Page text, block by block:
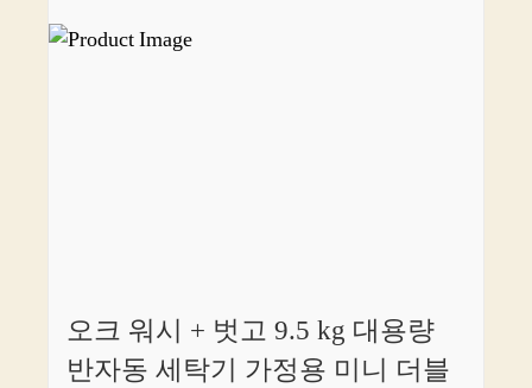
오크 워시 + 벗고 9.5 kg 대용량
반자동 세탁기 가정용 미니 더블